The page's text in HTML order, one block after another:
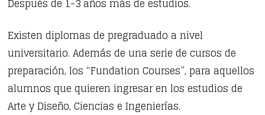
Después de 1-3 años más de estudios.
Existen diplomas de pregraduado a nivel
universitario. Además de una serie de cursos de
preparación, los “Fundation Courses”, para aquellos
alumnos que quieren ingresar en los estudios de
Arte y Diseño, Ciencias e Ingenierías.